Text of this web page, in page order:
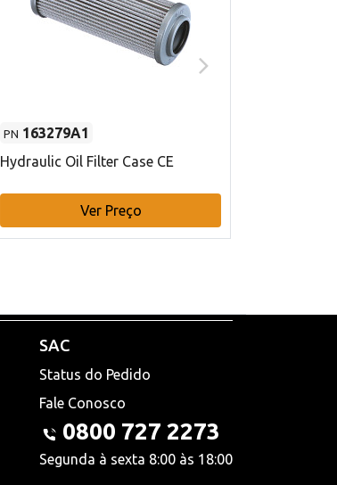
PN 163279A1
Hydraulic Oil Filter Case CE
Ver Preço
SAC
Status do Pedido
Fale Conosco
0800 727 2273
Segunda à sexta 8:00 às 18:00